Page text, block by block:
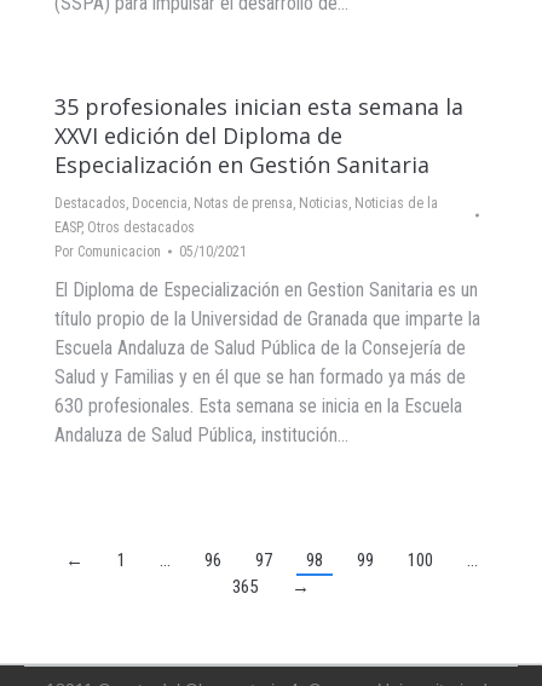
35 profesionales inician esta semana la
XXVI edición del Diploma de
Especialización en Gestión Sanitaria
Destacados, Docencia, Notas de prensa, Noticias, Noticias de la
EASP, Otros destacados
Por Comunicacion 05/10/2021
El Diploma de Especialización en Gestion Sanitaria es un
título propio de la Universidad de Granada que imparte la
Escuela Andaluza de Salud Pública de la Consejería de
Salud y Familias y en él que se han formado ya más de
630 profesionales. Esta semana se inicia en la Escuela
Andaluza de Salud Pública, institución…
← 1 … 96 97 98 99 100
…
365
→